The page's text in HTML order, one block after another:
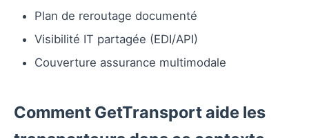
Plan de reroutage documenté
Visibilité IT partagée (EDI/API)
Couverture assurance multimodale
Comment GetTransport aide les